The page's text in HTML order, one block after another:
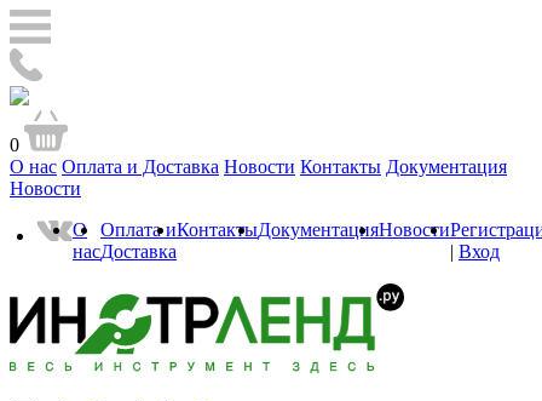
0
О нас Оплата и Доставка Новости Контакты Документация
Новости
О
нас
Оплата и
Доставка
КонтактыДокументацияНовости
| Вход